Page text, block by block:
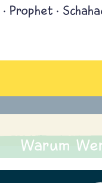
Prophet
Warum